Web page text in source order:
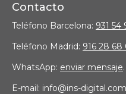
Contacto
Teléfono Barcelona: 931 54
Teléfono Madrid: 916 28 68
WhatsApp: enviar mensaje.
E-mail: info@ins-digital.com